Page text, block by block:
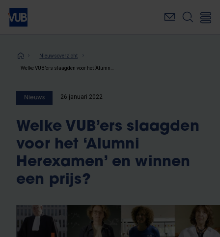
Overslaan
naar
inhoudKruimelpad
Nieuwsoverzicht
Nieuws 26 januari 2022
Welke VUB’ers slaagden
voor het ‘Alumni
Herexamen’ en winnen
een prijs?